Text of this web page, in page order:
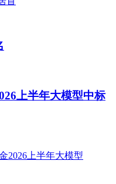
上半年大模型中标